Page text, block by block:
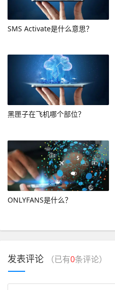
SMS Activate是什么意思？
黑匣子在飞机哪个部位？
ONLYFANS是什么？
发表评论 （已有0条评论）